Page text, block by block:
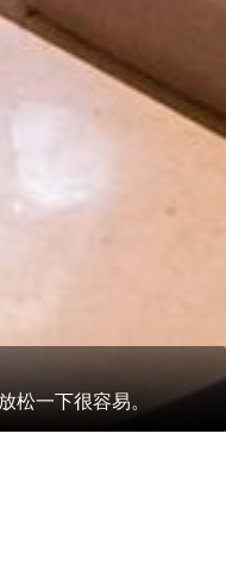
松一下很容易。